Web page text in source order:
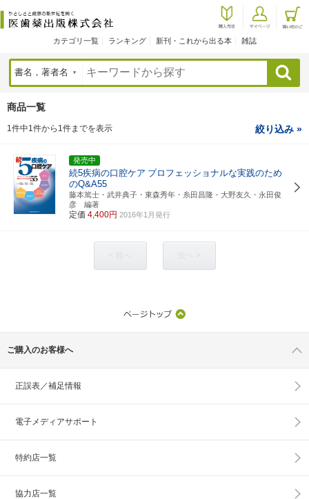
カテゴリ一覧 ランキング 新刊・これから出る本 雑誌
検索
商品一覧
1件中1件から1件までを表示 絞り込み »
発売中
続5疾病の口腔ケア プロフェッショナルな実践のため
のQ&A55
藤本篤士・武井典子・東森秀年・糸田昌隆・大野友久・永田俊
彦 編著
定価 4,400円 2016年1月発行
ご購入のお客様へ
正誤表／補足情報
電子メディアサポート
特約店一覧
協力店一覧